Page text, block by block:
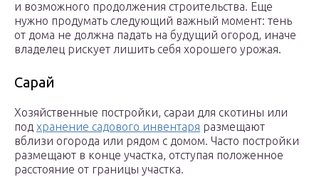
и возможного продолжения строительства. Еще
нужно продумать следующий важный момент: тень
от дома не должна падать на будущий огород, иначе
владелец рискует лишить себя хорошего урожая.
Сарай
Хозяйственные постройки, сараи для скотины или
под хранение садового инвентаря размещают
вблизи огорода или рядом с домом. Часто постройки
размещают в конце участка, отступая положенное
расстояние от границы участка.